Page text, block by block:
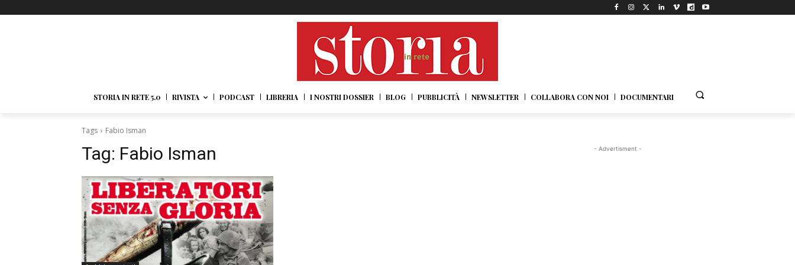
STORIA IN RETE 5.0 RIVISTA PODCAST LIBRERIA I NOSTRI DOSSIER BLOG PUBBLICITÀ NEWSLETTER COLLABORA CON NOI DOCUMENTARI
Tags Fabio Isman
Tag: Fabio Isman - Advertisment -